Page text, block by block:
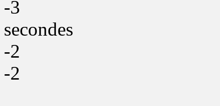
-3
secondes
-2
-2